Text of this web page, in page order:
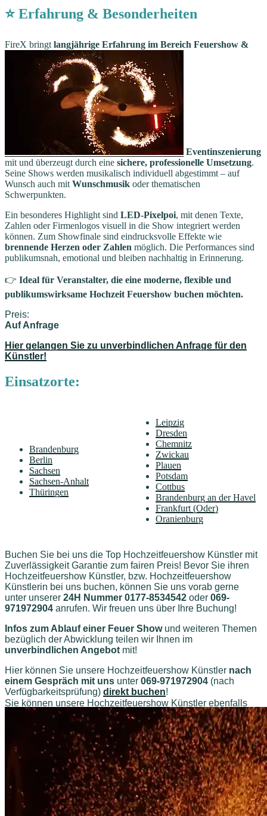
⭐ Erfahrung & Besonderheiten
FireX bringt langjährige Erfahrung im Bereich Feuershow &
Eventinszenierung
mit und überzeugt durch eine sichere, professionelle Umsetzung.
Seine Shows werden musikalisch individuell abgestimmt – auf
Wunsch auch mit Wunschmusik oder thematischen
Schwerpunkten.
Ein besonderes Highlight sind LED-Pixelpoi, mit denen Texte,
Zahlen oder Firmenlogos visuell in die Show integriert werden
können. Zum Showfinale sind eindrucksvolle Effekte wie
brennende Herzen oder Zahlen möglich. Die Performances sind
publikumsnah, emotional und bleiben nachhaltig in Erinnerung.
👉 Ideal für Veranstalter, die eine moderne, flexible und
publikumswirksame Hochzeit Feuershow buchen möchten.
Preis:
Auf Anfrage
Hier gelangen Sie zu unverbindlichen Anfrage für den
Künstler!
Einsatzorte:
Brandenburg
Berlin
Sachsen
Sachsen-Anhalt
Thüringen
Leipzig
Dresden
Chemnitz
Zwickau
Plauen
Potsdam
Cottbus
Brandenburg an der Havel
Frankfurt (Oder)
Oranienburg
Buchen Sie bei uns die Top Hochzeitfeuershow Künstler mit
Zuverlässigkeit Garantie zum fairen Preis! Bevor Sie ihren
Hochzeitfeuershow Künstler, bzw. Hochzeitfeuershow
Künstlerin bei uns buchen, können Sie uns vorab gerne
unter unserer 24H Nummer 0177-8534542 oder 069-
971972904 anrufen. Wir freuen uns über Ihre Buchung!
Infos zum Ablauf einer Feuer Showund weiteren Themen
bezüglich der Abwicklung teilen wir Ihnen im
unverbindlichen Angebot mit!
Hier können Sie unsere Hochzeitfeuershow Künstler nach
einem Gespräch mit uns unter 069-971972904 (nach
Verfügbarkeitsprüfung) direkt buchen!
Sie können unsere Hochzeitfeuershow Künstler ebenfalls
buchen für weitere
Einsatz Orte
Weitere Hochzeitfeuershow Künstler…
Feuershows-buchen.com
Büro / Office 24H:
069-971972904 oder
Mobil: 0177-8534542